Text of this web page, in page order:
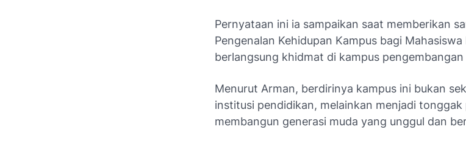
Pernyataan ini ia sampaikan saat memberikan
Pengenalan Kehidupan Kampus bagi
berlangsung khidmat di kampus pengembangan
Menurut Arman, berdirinya kampus ini bukan
institusi pendidikan, melainkan menjadi tonggak
membangun generasi muda yang unggul dan